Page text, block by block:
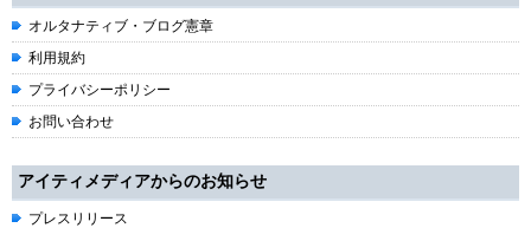
オルタナティブ・ブログ憲章
利用規約
プライバシーポリシー
お問い合わせ
アイティメディアからのお知らせ
プレスリリース